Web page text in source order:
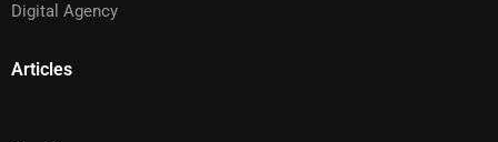
Digital Agency
Articles